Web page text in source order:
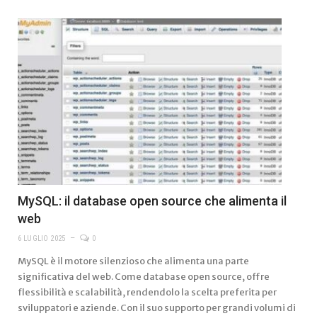
MySQL: il database open source che alimenta il
web
6 LUGLIO 2025 0
MySQL è il motore silenzioso che alimenta una parte
significativa del web. Come database open source, offre
flessibilità e scalabilità, rendendolo la scelta preferita per
sviluppatori e aziende. Con il suo supporto per grandi volumi di